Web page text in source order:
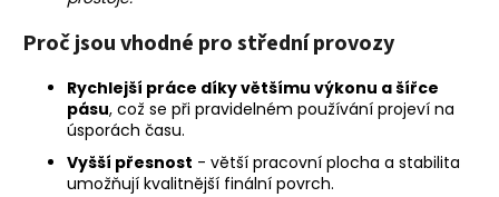
Proč jsou vhodné pro střední provozy
Rychlejší práce díky většímu výkonu a šířce
pásu, což se při pravidelném používání projeví na
úsporách času.
Vyšší přesnost - větší pracovní plocha a stabilita
umožňují kvalitnější finální povrch.